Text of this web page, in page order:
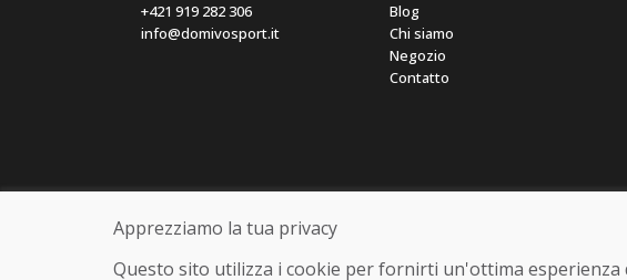
+421 919 282 306
info@domivosport.it
Blog
Chi siamo
Negozio
Contatto
Apprezziamo la tua privacy
Questo sito utilizza i cookie per fornirti un'ottima